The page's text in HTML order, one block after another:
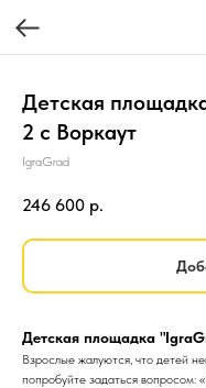
Детская
2 с Воркаут
IgraGrad
246 600 р.
Детская площадка
Взрослые жалуются, что детей
попробуйте задаться